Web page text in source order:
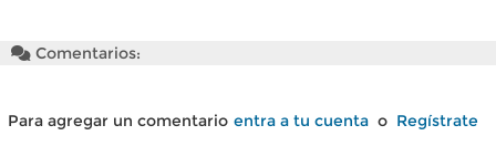
Comentarios:
Para agregar un comentario entra a tu cuenta o Regístrate